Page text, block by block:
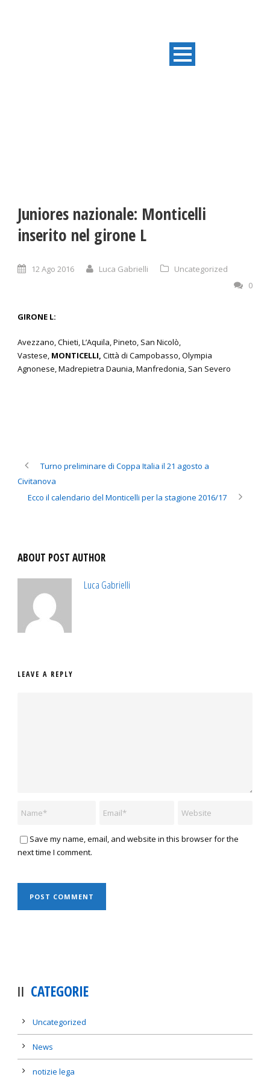
Juniores nazionale: Monticelli
inserito nel girone L
12 Ago 2016 Luca Gabrielli
Uncategorized
0
GIRONE L:
Avezzano, Chieti, L’Aquila, Pineto, San Nicolò,
Vastese, MONTICELLI, Città di Campobasso, Olympia
Agnonese, Madrepietra Daunia, Manfredonia, San Severo
Turno preliminare di Coppa Italia il 21 agosto a
Civitanova
Ecco il calendario del Monticelli per la stagione 2016/17
ABOUT POST AUTHOR
Luca Gabrielli
LEAVE A REPLY
Save my name, email, and website in this browser for the
next time I comment.
CATEGORIE
Uncategorized
News
notizie lega